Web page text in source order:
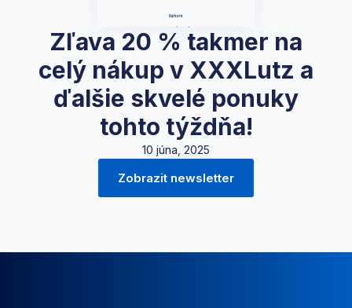
Zľava 20 % takmer na
celý nákup v XXXLutz a
ďalšie skvelé ponuky
tohto týždňa!
10 júna, 2025
Zobrazit newsletter